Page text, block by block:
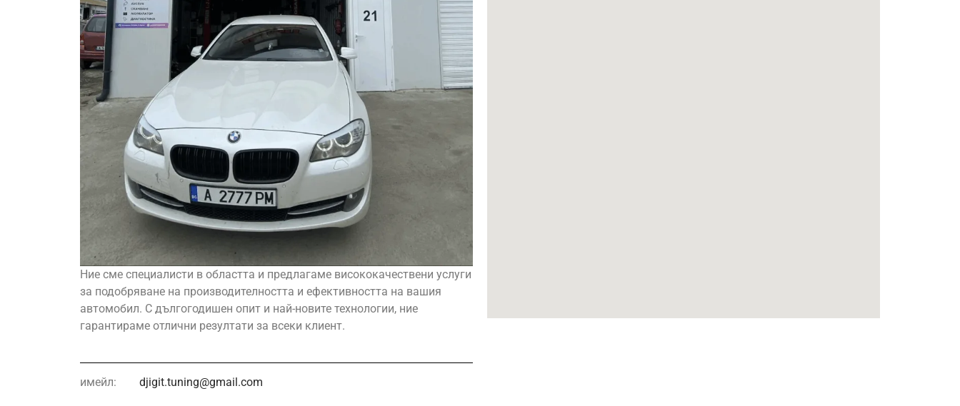
Ние сме специалисти в областта и предлагаме висококачествени услуги
за подобряване на производителността и ефективността на вашия
автомобил. С дългогодишен опит и най-новите технологии, ние
гарантираме отлични резултати за всеки клиент.
имейл: djigit.tuning@gmail.com